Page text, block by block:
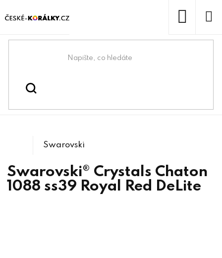
na
Domů
Swarovski® & lůžka
kameny /
Swarovski® Crystals Chaton
1088 ss39 Royal Red DeLite
Swarovski